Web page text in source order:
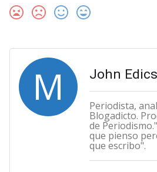
M John
Periodista,
Blogadicto.
de
que pienso
que escribo".